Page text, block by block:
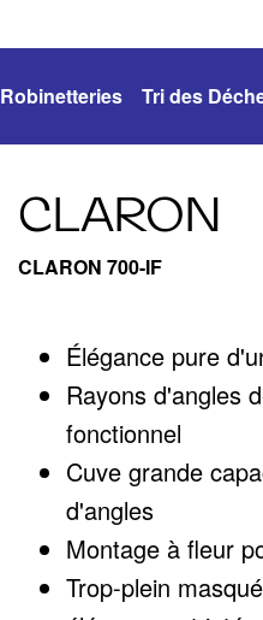
Robinetteries Tri des
CLARON
CLARON 700-IF
Élégance pure
Rayons d'angles
fonctionnel
Cuve grande
d'angles
Montage à fleur
Trop-plein